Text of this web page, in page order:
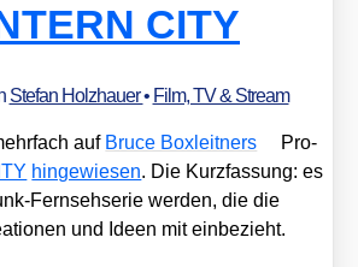
CITY
Stefan Holzhauer• Film, TV & Stream
auf Bruce Box­leit­ners
Pro­
hin­ge­wie­sen. Die Kurz­fas­sung: es
Fern­seh­se­rie wer­den, die die
und Ideen mit ein­be­zieht.